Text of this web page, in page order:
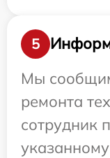
5
Мы
ремонта
сотрудник